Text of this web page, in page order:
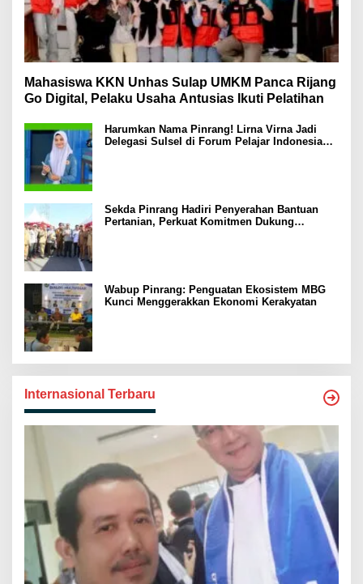
Mahasiswa KKN Unhas Sulap UMKM Panca Rijang
Go Digital, Pelaku Usaha Antusias Ikuti Pelatihan
Harumkan Nama Pinrang! Lirna Virna Jadi
Delegasi Sulsel di Forum Pelajar Indonesia
Sekda Pinrang Hadiri Penyerahan Bantuan
Pertanian, Perkuat Komitmen Dukung
Wabup Pinrang: Penguatan Ekosistem MBG
Kunci Menggerakkan Ekonomi Kerakyatan
Internasional Terbaru